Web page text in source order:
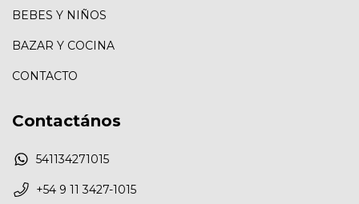
BEBES Y NIÑOS
BAZAR Y COCINA
CONTACTO
Contactános
541134271015
+54 9 11 3427-1015